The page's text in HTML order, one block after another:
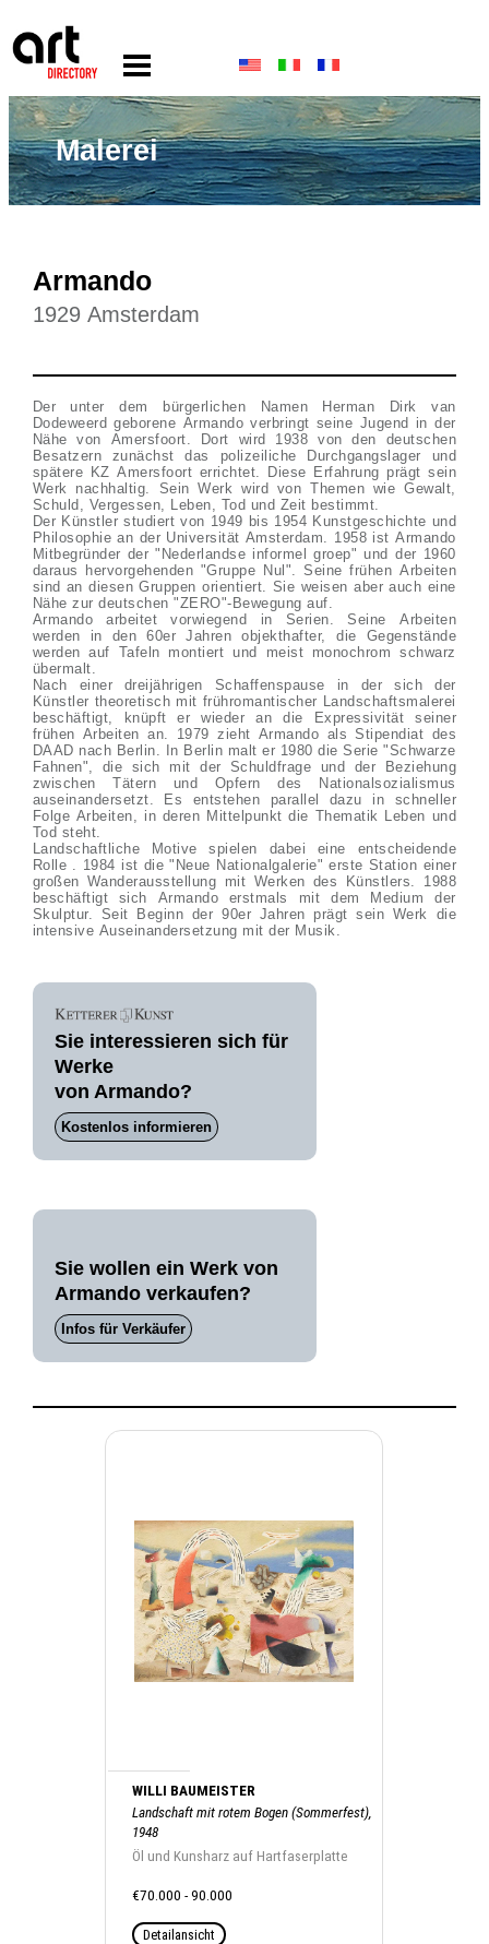
Malerei
Armando
1929 Amsterdam
Der unter dem bürgerlichen Namen Herman Dirk van
Dodeweerd geborene Armando verbringt seine Jugend in der
Nähe von Amersfoort. Dort wird 1938 von den deutschen
Besatzern zunächst das polizeiliche Durchgangslager und
spätere KZ Amersfoort errichtet. Diese Erfahrung prägt sein
Werk nachhaltig. Sein Werk wird von Themen wie Gewalt,
Schuld, Vergessen, Leben, Tod und Zeit bestimmt.
Der Künstler studiert von 1949 bis 1954 Kunstgeschichte und
Philosophie an der Universität Amsterdam. 1958 ist Armando
Mitbegründer der "Nederlandse informel groep" und der 1960
daraus hervorgehenden "Gruppe Nul". Seine frühen Arbeiten
sind an diesen Gruppen orientiert. Sie weisen aber auch eine
Nähe zur deutschen "ZERO"-Bewegung auf.
Armando arbeitet vorwiegend in Serien. Seine Arbeiten
werden in den 60er Jahren objekthafter, die Gegenstände
werden auf Tafeln montiert und meist monochrom schwarz
übermalt.
Nach einer dreijährigen Schaffenspause in der sich der
Künstler theoretisch mit frühromantischer Landschaftsmalerei
beschäftigt, knüpft er wieder an die Expressivität seiner
frühen Arbeiten an. 1979 zieht Armando als Stipendiat des
DAAD nach Berlin. In Berlin malt er 1980 die Serie "Schwarze
Fahnen", die sich mit der Schuldfrage und der Beziehung
zwischen Tätern und Opfern des Nationalsozialismus
auseinandersetzt. Es entstehen parallel dazu in schneller
Folge Arbeiten, in deren Mittelpunkt die Thematik Leben und
Tod steht.
Landschaftliche Motive spielen dabei eine entscheidende
Rolle . 1984 ist die "Neue Nationalgalerie" erste Station einer
großen Wanderausstellung mit Werken des Künstlers. 1988
beschäftigt sich Armando erstmals mit dem Medium der
Skulptur. Seit Beginn der 90er Jahren prägt sein Werk die
intensive Auseinandersetzung mit der Musik.
Sie interessieren sich für
Werke
von Armando?
Kostenlos informieren
Sie wollen ein Werk von
Armando verkaufen?
Infos für Verkäufer
WILLI BAUMEISTER
Landschaft mit rotem Bogen (Sommerfest),
1948
Öl und Kunsharz auf Hartfaserplatte
€70.000 - 90.000
Detailansicht